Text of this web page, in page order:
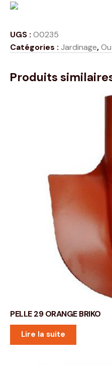
UGS : O0235
Catégories : Jardinage,
Produits
PELLE 29 ORANGE BRIKO
Lire la suite